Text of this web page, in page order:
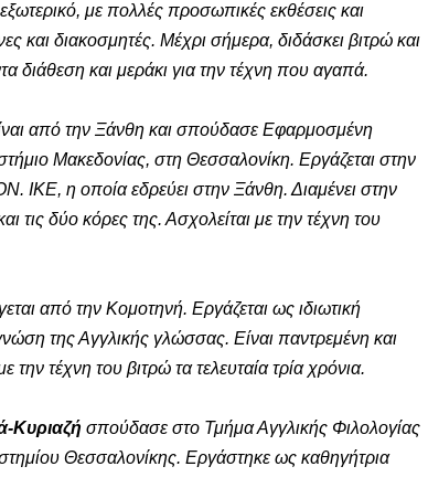
με πολλές προσωπικές εκθέσεις και
και διακοσμητές. Μέχρι σήμερα, διδάσκει βιτρώ και
διάθεση και μεράκι για την τέχνη που αγαπά.
από την Ξάνθη και σπούδασε Εφαρμοσμένη
Μακεδονίας, στη Θεσσαλονίκη. Εργάζεται στην
IKE, η οποία εδρεύει στην Ξάνθη. Διαμένει στην
τις δύο κόρες της. Ασχολείται με την τέχνη του
από την Κομοτηνή. Εργάζεται ως ιδιωτική
της Αγγλικής γλώσσας. Είναι παντρεμένη και
την τέχνη του βιτρώ τα τελευταία τρία χρόνια.
Κυριαζή σπούδασε στο Τμήμα Αγγλικής Φιλολογίας
Θεσσαλονίκης. Εργάστηκε ως καθηγήτρια